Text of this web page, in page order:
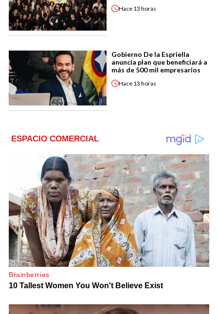
Hace 13 horas
Gobierno De la Espriella
anuncia plan que beneficiará a
más de 500 mil empresarios
Hace 13 horas